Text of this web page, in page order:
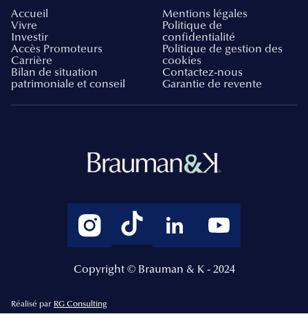
Accueil
Vivre
Investir
Accès Promoteurs
Carrière
Bilan de situation
patrimoniale et conseil
Mentions légales
Politique de
confidentialité
Politique de gestion des
cookies
Contactez-nous
Garantie de revente
Copyright © Brauman & K - 2024
Réalisé par RG Consulting